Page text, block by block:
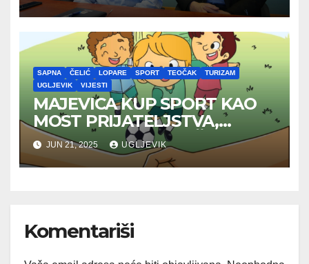
SAPNA ČELIĆ LOPARE SPORT TEOČAK
TURIZAM
UGLJEVIK
VIJESTI
MAJEVICA KUP SPORT KAO
MOST PRIJATELJSTVA,
RAZVOJA I ZAJEDNIŠTVA
JUN 21, 2025 UGLJEVIK
Komentariši